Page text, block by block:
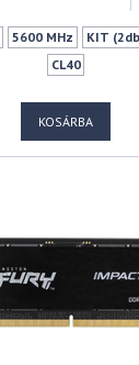
5600 MHz KIT
CL40
KOSÁRBA